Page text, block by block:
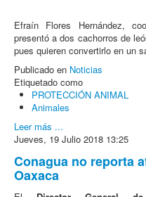
Efraín Flores Hernández,
presentó a dos cachorros de
pues quieren convertirlo en un
Publicado en Noticias
Etiquetado como
PROTECCIÓN ANIMAL
Animales
Leer más ...
Jueves, 19 Julio 2018 13:25
Conagua no reporta
Oaxaca